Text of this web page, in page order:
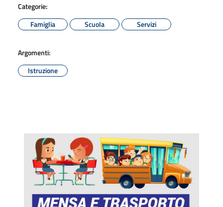
Categorie:
Famiglia
Scuola Servizi
Argomenti:
Istruzione